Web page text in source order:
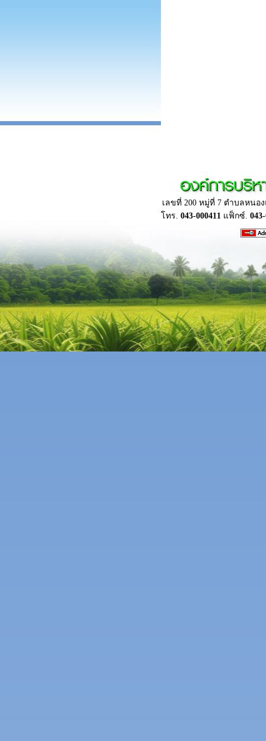
องค์การบริ
เลขที่ 200 หมู่ที่ 7 ตำบลหนอ
โทร. 043-000411แฟ็กซ์.